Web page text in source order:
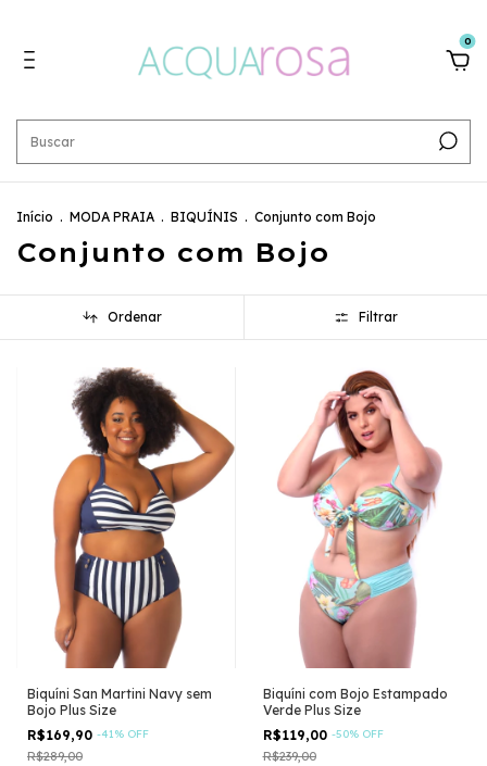
0
Início . MODA PRAIA . BIQUÍNIS . Conjunto com Bojo
Conjunto com Bojo
Ordenar Filtrar
Biquíni San Martini Navy sem
Bojo Plus Size
R$169,90 -41% OFF
R$289,00
Biquíni com Bojo Estampado
Verde Plus Size
R$119,00 -50% OFF
R$239,00